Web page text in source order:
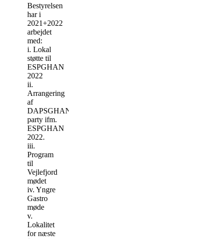
Bestyrelsen
har i
2021+2022
arbejdet
med:
i. Lokal
støtte til
ESPGHAN
2022
ii.
Arrangering
af
DAPSGHAN
party ifm.
ESPGHAN
2022.
iii.
Program
til
Vejlefjord
mødet
iv. Yngre
Gastro
møde
v.
Lokalitet
for næste